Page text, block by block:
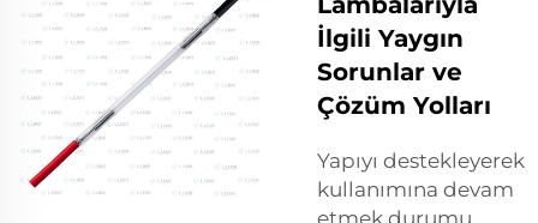
İlgili Yaygın
Sorunlar ve
Çözüm Yolları
Yapıyı destekleyerek
kullanımına devam
etmek durumu